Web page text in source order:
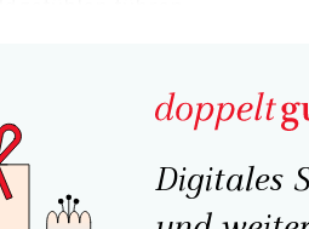
Digitales